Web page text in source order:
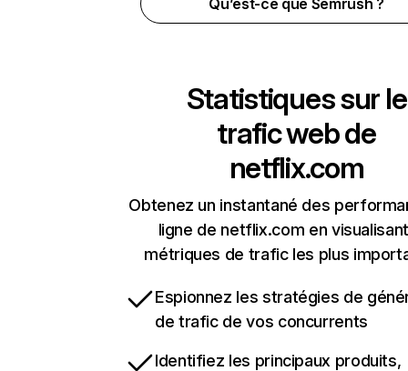
Qu’est-ce que Semrush ?
Statistiques sur le
trafic web de
netflix.com
Obtenez un instantané des
ligne de netflix.com en
métriques de trafic les plus
Espionnez les stratégies de
de trafic de vos concurrents
Identifiez les principaux produits,